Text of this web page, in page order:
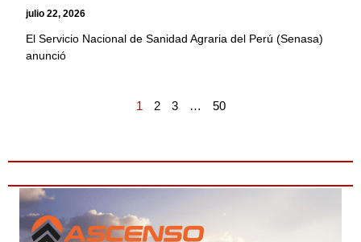
julio 22, 2026
El Servicio Nacional de Sanidad Agraria del Perú (Senasa)
anunció
1 2 3 … 50